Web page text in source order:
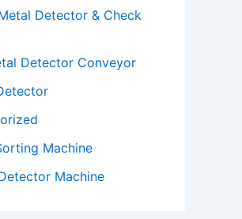
Detector & Check
Detector Conveyor
Machine
Machine